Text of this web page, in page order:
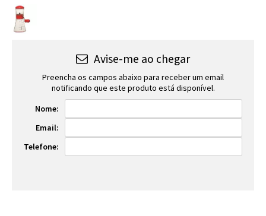
Avise-me ao chegar
Preencha os campos abaixo para receber um email
notificando que este produto está disponível.
Nome:
Email:
Telefone: